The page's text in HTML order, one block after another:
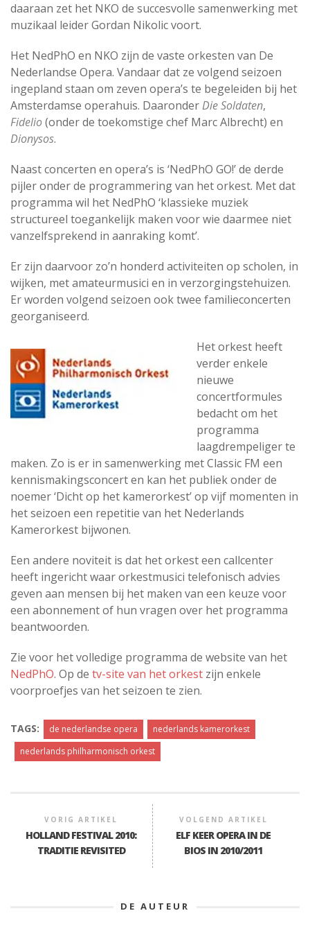
daaraan zet het NKO de succesvolle samenwerking met
muzikaal leider Gordan Nikolic voort.
Het NedPhO en NKO zijn de vaste orkesten van De
Nederlandse Opera. Vandaar dat ze volgend seizoen
ingepland staan om zeven opera’s te begeleiden bij het
Amsterdamse operahuis. DaaronderDie Soldaten,
Fidelio(onder de toekomstige chef Marc Albrecht) en
Dionysos.
Naast concerten en opera’s is ‘NedPhO GO!’ de derde
pijler onder de programmering van het orkest. Met dat
programma wil het NedPhO ‘klassieke muziek
structureel toegankelijk maken voor wie daarmee niet
vanzelfsprekend in aanraking komt’.
Er zijn daarvoor zo’n honderd activiteiten op scholen, in
wijken, met amateurmusici en in verzorgingstehuizen.
Er worden volgend seizoen ook twee familieconcerten
georganiseerd.
Het orkest heeft
verder enkele
nieuwe
concertformules
bedacht om het
programma
laagdrempeliger te
maken. Zo is er in samenwerking met Classic FM een
kennismakingsconcert en kan het publiek onder de
noemer ‘Dicht op het kamerorkest’ op vijf momenten in
het seizoen een repetitie van het Nederlands
Kamerorkest bijwonen.
Een andere noviteit is dat het orkest een callcenter
heeft ingericht waar orkestmusici telefonisch advies
geven aan mensen bij het maken van een keuze voor
een abonnement of hun vragen over het programma
beantwoorden.
Zie voor het volledige programma de website van het
NedPhO. Op de tv-site van het orkest zijn enkele
voorproefjes van het seizoen te zien.
TAGS: de nederlandse opera
nederlands kamerorkest
nederlands philharmonisch orkest
VORIG ARTIKEL
HOLLAND FESTIVAL 2010:
TRADITIE REVISITED
VOLGEND ARTIKEL
ELF KEER OPERA IN DE
BIOS IN 2010/2011
DE AUTEUR